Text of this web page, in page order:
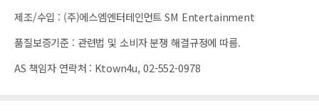
제조/수입 : (주)에스엠엔터테인먼트 SM Entertainment
품질보증기준 : 관련법 및 소비자 분쟁 해결규정에 따름.
AS 책임자 연락처 : Ktown4u, 02-552-0978